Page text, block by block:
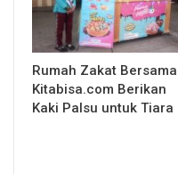
Rumah Zakat Bersama
Kitabisa.com Berikan
Kaki Palsu untuk Tiara